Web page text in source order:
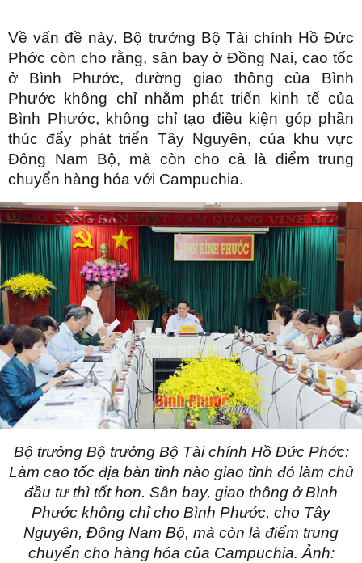
Về vấn đề này, Bộ trưởng Bộ Tài chính Hồ Đức
Phớc còn cho rằng, sân bay ở Đồng Nai, cao tốc
ở Bình Phước, đường giao thông của Bình
Phước không chỉ nhằm phát triển kinh tế của
Bình Phước, không chỉ tạo điều kiện góp phần
thúc đẩy phát triển Tây Nguyên, của khu vực
Đông Nam Bộ, mà còn cho cả là điểm trung
chuyển hàng hóa với Campuchia.
Bộ trưởng Bộ trưởng Bộ Tài chính Hồ Đức Phớc:
Làm cao tốc địa bàn tỉnh nào giao tỉnh đó làm chủ
đầu tư thì tốt hơn. Sân bay, giao thông ở Bình
Phước không chỉ cho Bình Phước, cho Tây
Nguyên, Đông Nam Bộ, mà còn là điểm trung
chuyển cho hàng hóa của Campuchia. Ảnh: